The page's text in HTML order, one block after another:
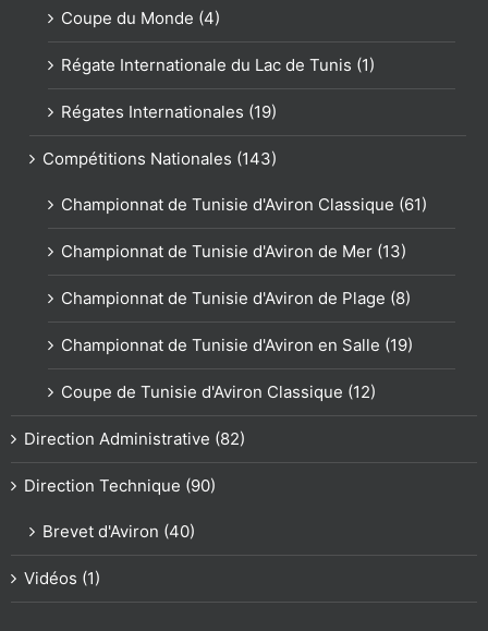
Coupe du Monde (4)
Régate Internationale du Lac de Tunis (1)
Régates Internationales (19)
Compétitions Nationales (143)
Championnat de Tunisie d'Aviron Classique (61)
Championnat de Tunisie d'Aviron de Mer (13)
Championnat de Tunisie d'Aviron de Plage (8)
Championnat de Tunisie d'Aviron en Salle (19)
Coupe de Tunisie d'Aviron Classique (12)
Direction Administrative (82)
Direction Technique (90)
Brevet d'Aviron (40)
Vidéos (1)